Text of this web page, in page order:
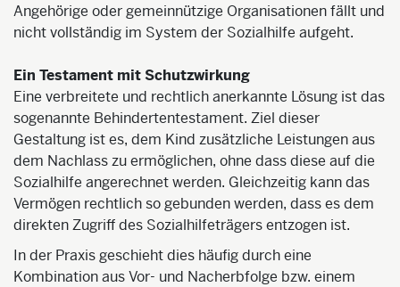
Angehörige oder gemeinnützige Organisationen fällt und
nicht vollständig im System der Sozialhilfe aufgeht.
Ein Testament mit Schutzwirkung
Eine verbreitete und rechtlich anerkannte Lösung ist das
sogenannte Behindertentestament. Ziel dieser
Gestaltung ist es, dem Kind zusätzliche Leistungen aus
dem Nachlass zu ermöglichen, ohne dass diese auf die
Sozialhilfe angerechnet werden. Gleichzeitig kann das
Vermögen rechtlich so gebunden werden, dass es dem
direkten Zugriff des Sozialhilfeträgers entzogen ist.
In der Praxis geschieht dies häufig durch eine
Kombination aus Vor- und Nacherbfolge bzw. einem